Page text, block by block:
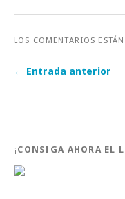
LOS COMENTARIOS
← Entrada anterior
¡CONSIGA AHORA EL